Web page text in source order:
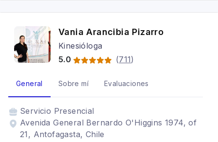
Vania Arancibia Pizarro
Kinesióloga
5.0
(711)
General Sobre mí Evaluaciones
Servicio Presencial
Avenida General Bernardo O'Higgins 1974, of
21, Antofagasta, Chile